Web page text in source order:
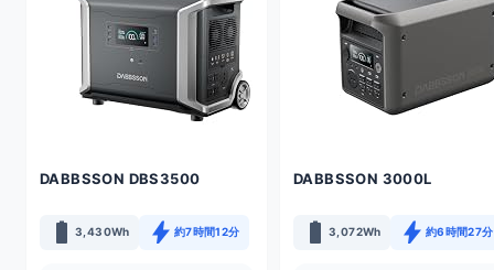
DABBSSON DBS3500
battery_full 3,430Wh bolt 約7時間12分
DABBSSON 3000L
battery_full 3,072Wh bolt 約6時間27分